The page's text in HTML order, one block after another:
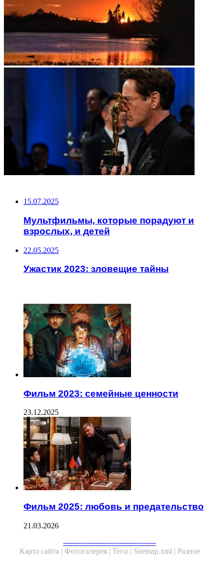
15.07.2025
Мультфильмы, которые порадуют и
взрослых, и детей
22.05.2025
Ужастик 2023: зловещие тайны
Фильм 2023: семейные ценности
23.12.2025
Фильм 2025: любовь и предательство
21.03.2026
--------------------------------------
Карта сайта | Фотогалерея | Теги | Sitemap.xml | Разное